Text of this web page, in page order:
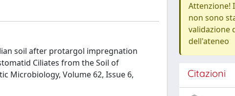
soil after protargol impregnation
Ciliates from the Soil of
Microbiology, Volume 62, Issue 6,
Attenzione!
non sono
validazione
dell'ateneo
Citazioni